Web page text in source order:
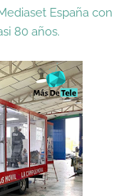
España con
80 años.